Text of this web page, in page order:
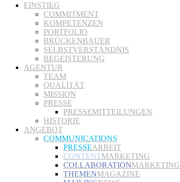
EINSTIEG
COMMITMENT
KOMPETENZEN
PORTFOLIO
BRÜCKENBAUER
SELBSTVERSTÄNDNIS
BEGEISTERUNG
AGENTUR
TEAM
QUALITÄT
MISSION
PRESSE
PRESSEMITTEILUNGEN
HISTORIE
ANGEBOT
COMMUNICATIONS
PRESSEARBEIT
CONTENTMARKETING
COLLABORATIONMARKETING
THEMENMAGAZINE